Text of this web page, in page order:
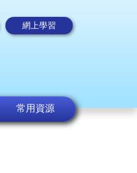
網上學習
常用資源